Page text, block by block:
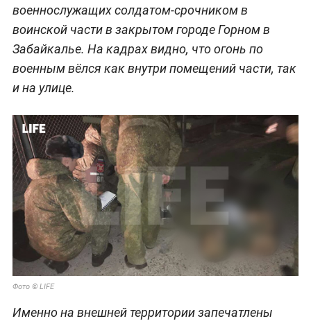
военнослужащих солдатом-срочником в
воинской части в закрытом городе Горном в
Забайкалье. На кадрах видно, что огонь по
военным вёлся как внутри помещений части, так
и на улице.
Фото © LIFE
Именно на внешней территории запечатлены